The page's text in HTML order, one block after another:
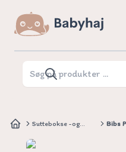
Suttebokse -og
Bibs